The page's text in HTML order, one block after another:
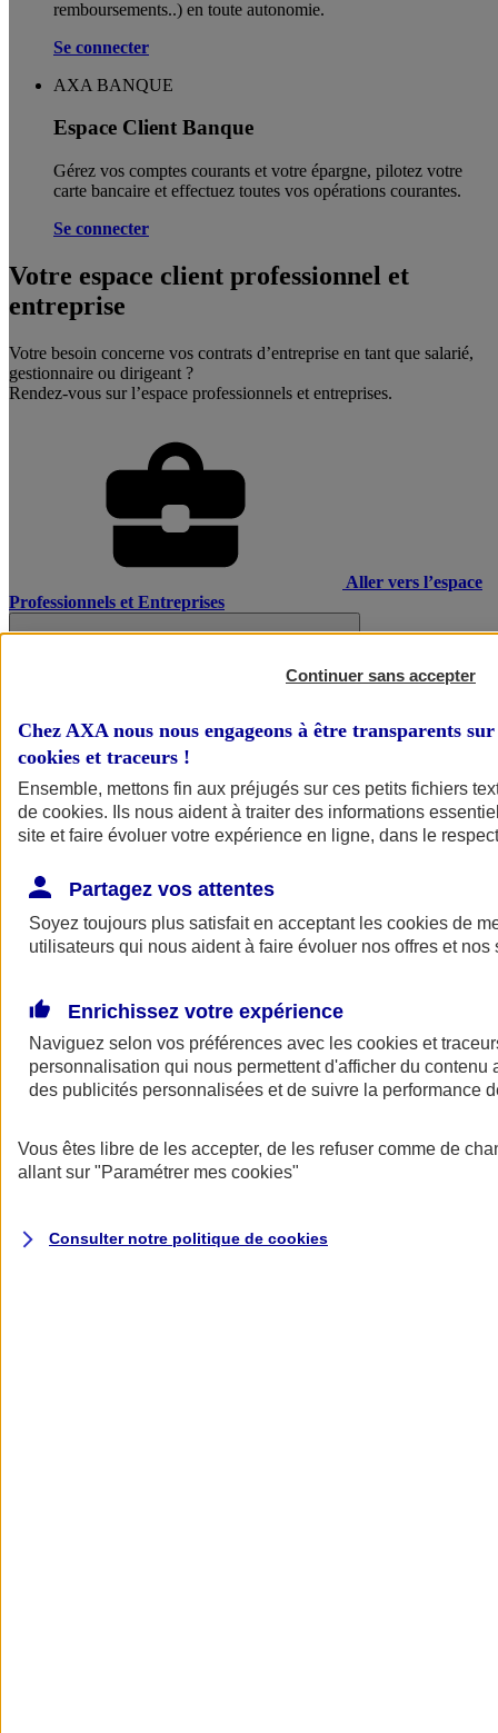
remboursements..) en toute autonomie. ​
Se connecter
AXA BANQUE
Espace Client Banque
Gérez vos comptes courants et votre épargne, pilotez votre
carte bancaire et effectuez toutes vos opérations courantes.
Se connecter
Votre espace client professionnel et
entreprise
Votre besoin concerne vos contrats d’entreprise en tant que salarié,
gestionnaire ou dirigeant ?
Rendez-vous sur l’espace professionnels et entreprises.
Aller vers l’espace
Professionnels et Entreprises
AXA Assurance
Continuer sans accepter
Chez AXA nous nous engageons à être transparents
cookies et traceurs !
Ensemble, mettons fin aux préjugés sur ces petits fichiers
de cookies. Ils nous aident à traiter des informations
site et faire évoluer votre expérience en ligne, dans le
Partagez vos attentes
Soyez toujours plus satisfait en acceptant les cookies de
utilisateurs qui nous aident à faire évoluer nos offres et nos
Enrichissez votre expérience
Naviguez selon vos préférences avec les cookies et
personnalisation qui nous permettent d'afficher du contenu
des publicités personnalisées et de suivre la performance
Vous êtes libre de les accepter, de les refuser comme de
allant sur "Paramétrer mes cookies"
Consulter notre politique de cookies